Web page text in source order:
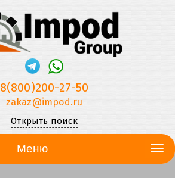
8(800)200-27-50
zakaz@impod.ru
Открыть поиск
Меню